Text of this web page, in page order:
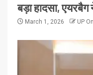
बड़ा हादसा,
March 1, 2026 UP